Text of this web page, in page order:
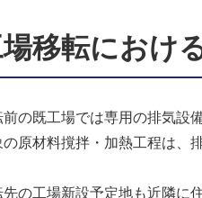
移転におけ
前の既工場では専用の排気設
の原材料撹拌・加熱工程は、
先の工場新設予定地も近隣に